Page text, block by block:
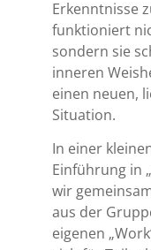
Erkenntnisse
funktioniert
sondern sie
inneren
einen neuen,
Situation.
In einer
Einführung in
wir
aus der
eigenen